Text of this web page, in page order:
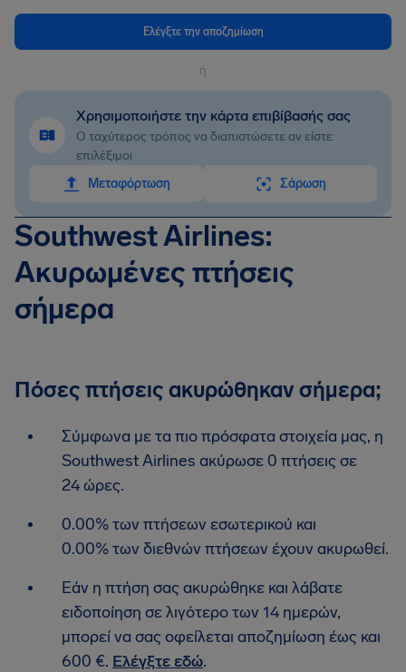
Ελέγξτε την αποζημίωση
ή
Χρησιμοποιήστε την κάρτα επιβίβασής σας
Ο ταχύτερος τρόπος να διαπιστώσετε αν είστε
επιλέξιμοι
Mεταφόρτωση
Σάρωση
Southwest Airlines:
Ακυρωμένες πτήσεις
σήμερα
Πόσες πτήσεις ακυρώθηκαν σήμερα;
Σύμφωνα με τα πιο πρόσφατα στοιχεία μας, η
Southwest Airlines ακύρωσε 0 πτήσεις σε
24 ώρες.
0.00% των πτήσεων εσωτερικού και
0.00% των διεθνών πτήσεων έχουν ακυρωθεί.
Εάν η πτήση σας ακυρώθηκε και λάβατε
ειδοποίηση σε λιγότερο των 14 ημερών,
μπορεί να σας οφείλεται αποζημίωση έως και
600 €. Ελέγξτε εδώ.